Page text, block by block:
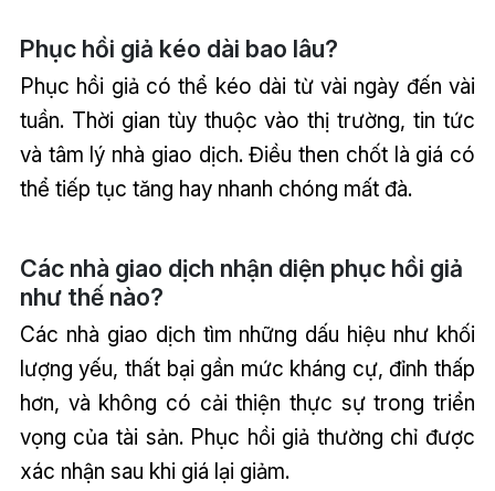
Phục hồi giả kéo dài bao lâu?
Phục hồi giả có thể kéo dài từ vài ngày đến vài
tuần. Thời gian tùy thuộc vào thị trường, tin tức
và tâm lý nhà giao dịch. Điều then chốt là giá có
thể tiếp tục tăng hay nhanh chóng mất đà.
Các nhà giao dịch nhận diện phục hồi giả
như thế nào?
Các nhà giao dịch tìm những dấu hiệu như khối
lượng yếu, thất bại gần mức kháng cự, đỉnh thấp
hơn, và không có cải thiện thực sự trong triển
vọng của tài sản. Phục hồi giả thường chỉ được
xác nhận sau khi giá lại giảm.